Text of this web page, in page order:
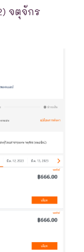
จตุจักร